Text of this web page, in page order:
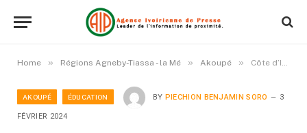
Home » Régions Agneby-Tiassa - la Mé » Akoupé » Côte d’Ivoire-AIP/ La candidate du concours international de dictée d’Akoupé connue
AKOUPÉ ÉDUCATION BY PIECHION BENJAMIN SORO 3
FÉVRIER 2024